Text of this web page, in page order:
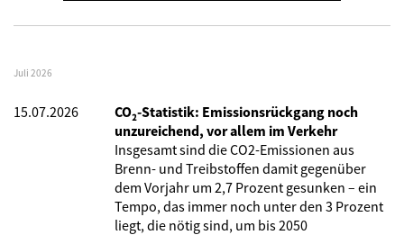
Juli 2026
15.07.2026
CO₂-Statistik: Emissionsrückgang noch
unzureichend, vor allem im Verkehr
Insgesamt sind die CO2-Emissionen aus
Brenn- und Treibstoffen damit gegenüber
dem Vorjahr um 2,7 Prozent gesunken – ein
Tempo, das immer noch unter den 3 Prozent
liegt, die nötig sind, um bis 2050